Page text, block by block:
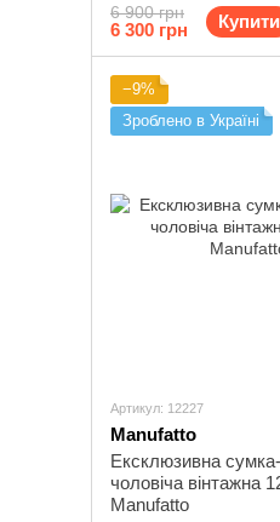
6 900 грн
6 300 грн Купити
−9%
Зроблено в Україні
Артикул: 12227
Manufatto
Ексклюзивна
чоловіча вінтажна
Manufatto